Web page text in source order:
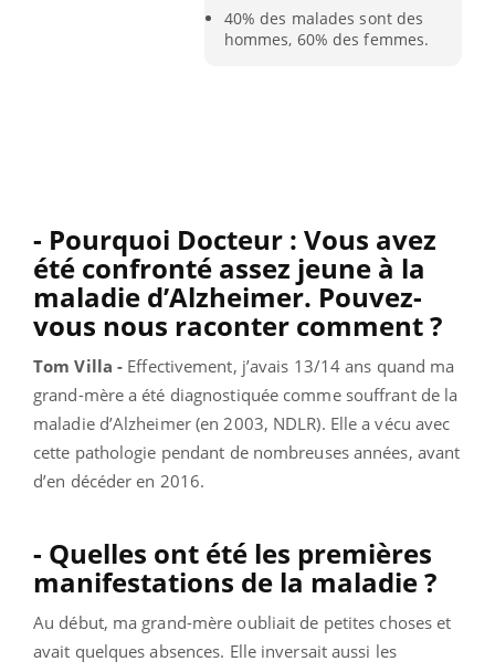
40% des malades sont des
hommes, 60% des femmes.
- Pourquoi Docteur : Vous avez
été confronté assez jeune à la
maladie d’Alzheimer. Pouvez-
vous nous raconter comment ?
Tom Villa - Effectivement, j’avais 13/14 ans quand ma
grand-mère a été diagnostiquée comme souffrant de la
maladie d’Alzheimer (en 2003, NDLR). Elle a vécu avec
cette pathologie pendant de nombreuses années, avant
d’en décéder en 2016.
- Quelles ont été les premières
manifestations de la maladie ?
Au début, ma grand-mère oubliait de petites choses et
avait quelques absences. Elle inversait aussi les